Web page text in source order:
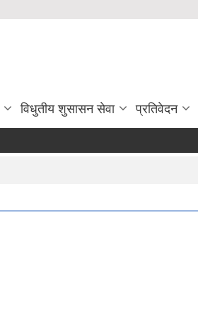
विधुतीय शुसासन सेवा प्रतिवेदन